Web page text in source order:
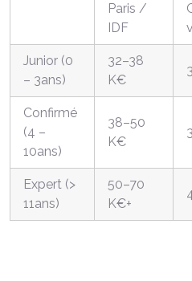
Paris /
IDF
Junior (0
– 3ans)
32–38
K€
Confirmé
(4 –
10ans)
38–50
K€
Expert (>
11ans)
50–70
K€+